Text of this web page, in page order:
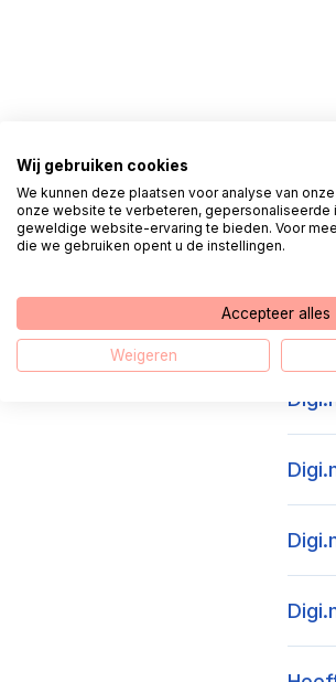
Wij gebruiken cookies
We kunnen deze plaatsen voor analyse van
onze website te verbeteren, gepersonaliseerde
geweldige website-ervaring te bieden. Voor
die we gebruiken opent u de instellingen.
Accepteer alles
Weigeren